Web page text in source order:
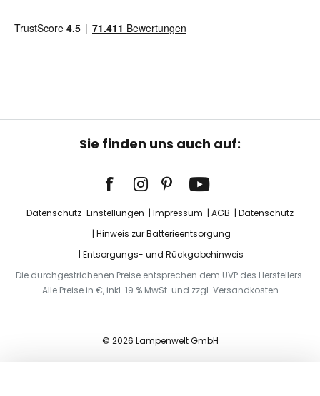
Sie finden uns auch auf:
Datenschutz-Einstellungen Impressum AGB
Datenschutz
Hinweis zur Batterieentsorgung
Entsorgungs- und Rückgabehinweis
Die durchgestrichenen Preise entsprechen dem UVP des Herstellers.
Alle Preise in €, inkl. 19 % MwSt. und zzgl. Versandkosten
© 2026 Lampenwelt GmbH